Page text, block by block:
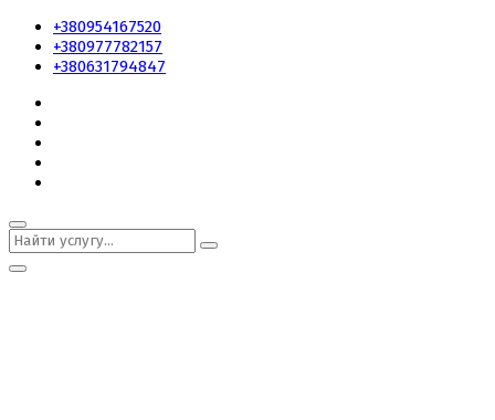
+380954167520
+380977782157
+380631794847